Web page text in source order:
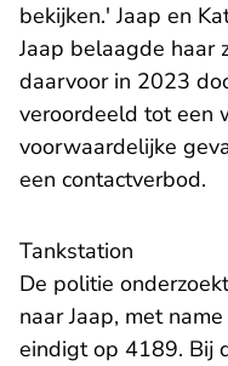
bekijken.' Jaap en
Jaap belaagde haar
daarvoor in 2023
veroordeeld tot een
voorwaardelijke
een contactverbod.
Tankstation
De politie
naar Jaap, met
eindigt op 4189. Bij